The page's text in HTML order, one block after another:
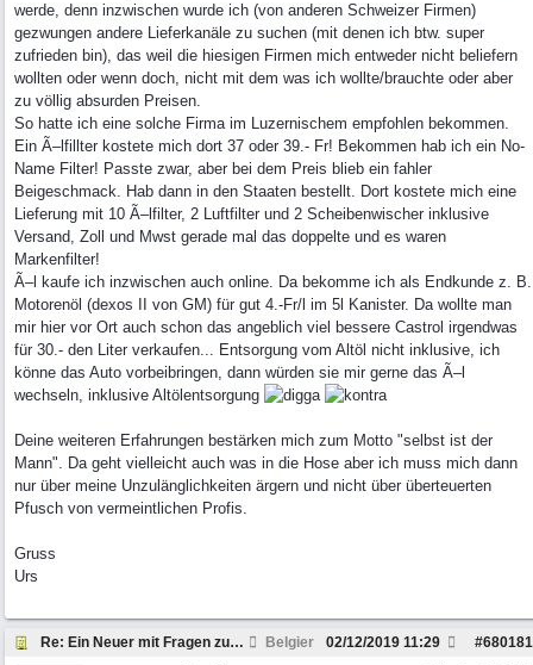
werde, denn inzwischen wurde ich (von anderen Schweizer Firmen)
gezwungen andere Lieferkanäle zu suchen (mit denen ich btw. super
zufrieden bin), das weil die hiesigen Firmen mich entweder nicht beliefern
wollten oder wenn doch, nicht mit dem was ich wollte/brauchte oder aber
zu völlig absurden Preisen.
So hatte ich eine solche Firma im Luzernischem empfohlen bekommen.
Ein Ã–lfillter kostete mich dort 37 oder 39.- Fr! Bekommen hab ich ein No-
Name Filter! Passte zwar, aber bei dem Preis blieb ein fahler
Beigeschmack. Hab dann in den Staaten bestellt. Dort kostete mich eine
Lieferung mit 10 Ã–lfilter, 2 Luftfilter und 2 Scheibenwischer inklusive
Versand, Zoll und Mwst gerade mal das doppelte und es waren
Markenfilter!
Ã–l kaufe ich inzwischen auch online. Da bekomme ich als Endkunde z. B.
Motorenöl (dexos II von GM) für gut 4.-Fr/l im 5l Kanister. Da wollte man
mir hier vor Ort auch schon das angeblich viel bessere Castrol irgendwas
für 30.- den Liter verkaufen... Entsorgung vom Altöl nicht inklusive, ich
könne das Auto vorbeibringen, dann würden sie mir gerne das Ã–l
wechseln, inklusive Altölentsorgung
Deine weiteren Erfahrungen bestärken mich zum Motto "selbst ist der
Mann". Da geht vielleicht auch was in die Hose aber ich muss mich dann
nur über meine Unzulänglichkeiten ärgern und nicht über überteuerten
Pfusch von vermeintlichen Profis.
Gruss
Urs
Re: Ein Neuer mit Fragen zum Dodge Ram Belgier #680181
02/12/2019 11:29